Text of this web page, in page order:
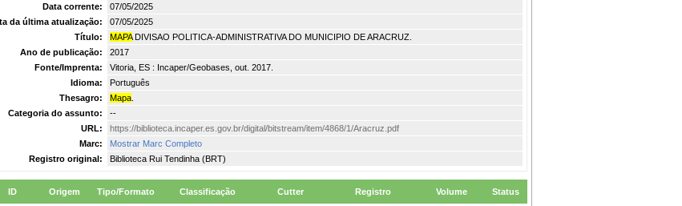
Data corrente:
07/05/2025
da última atualização:
07/05/2025
Título:
MAPADIVISAO POLITICA-ADMINISTRATIVA DO MUNICIPIO DE ARACRUZ.
Ano de publicação:
2017
Fonte/Imprenta:
Vitoria, ES : Incaper/Geobases, out. 2017.
Idioma:
Português
Thesagro:
Mapa
Categoria do assunto:
--
URL:
https://biblioteca.incaper.es.gov.br/digital/bitstream/item/4868/1/Aracruz.pdf
Marc:
Mostrar Marc Completo
Registro original:
Biblioteca Rui Tendinha (BRT)
ID Origem Tipo/Formato Classificação Cutter Registro Volume Status